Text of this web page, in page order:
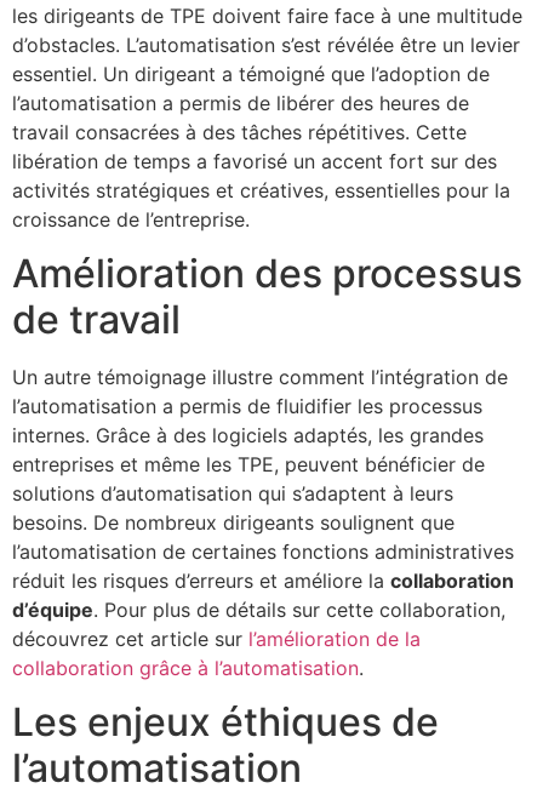
les dirigeants de TPE doivent faire face à une multitude
d’obstacles. L’automatisation s’est révélée être un levier
essentiel. Un dirigeant a témoigné que l’adoption de
l’automatisation a permis de libérer des heures de
travail consacrées à des tâches répétitives. Cette
libération de temps a favorisé un accent fort sur des
activités stratégiques et créatives, essentielles pour la
croissance de l’entreprise.
Amélioration des processus
de travail
Un autre témoignage illustre comment l’intégration de
l’automatisation a permis de fluidifier les processus
internes. Grâce à des logiciels adaptés, les grandes
entreprises et même les TPE, peuvent bénéficier de
solutions d’automatisation qui s’adaptent à leurs
besoins. De nombreux dirigeants soulignent que
l’automatisation de certaines fonctions administratives
réduit les risques d’erreurs et améliore la collaboration
d’équipe. Pour plus de détails sur cette collaboration,
découvrez cet article sur l’amélioration de la
collaboration grâce à l’automatisation.
Les enjeux éthiques de
l’automatisation